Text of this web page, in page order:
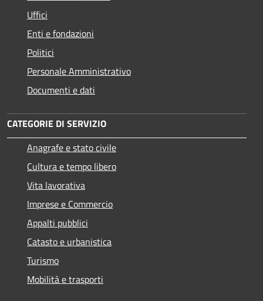
Uffici
Enti e fondazioni
Politici
Personale Amministrativo
Documenti e dati
CATEGORIE DI SERVIZIO
Anagrafe e stato civile
Cultura e tempo libero
Vita lavorativa
Imprese e Commercio
Appalti pubblici
Catasto e urbanistica
Turismo
Mobilità e trasporti